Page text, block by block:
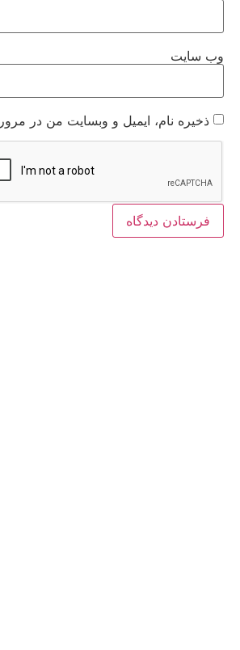
وب‌ سایت
ذخیره نام، ایمیل و وبسایت من در